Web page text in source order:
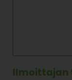
Ilmoittajan